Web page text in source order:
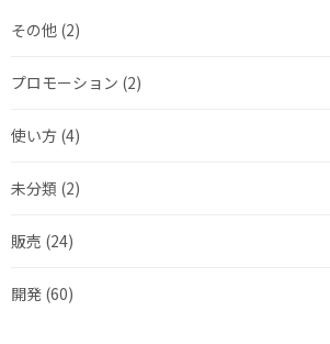
その他 (2)
プロモーション (2)
使い方 (4)
未分類 (2)
販売 (24)
開発 (60)